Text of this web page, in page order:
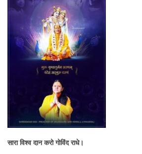
सारा विश्व दान करो गोविंद राधे।